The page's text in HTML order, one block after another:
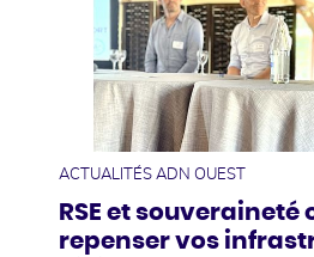
ACTUALITÉS ADN OUEST
RSE et
repenser vos